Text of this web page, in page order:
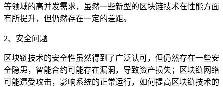
等领域的高并发需求，虽然一些新型的区块链技术在性能方面
有所提升，但仍然存在一定的差距。
2、安全问题
区块链技术的安全性虽然得到了广泛认可，但仍然存在一些安
全隐患，智能合约可能存在漏洞，导致资产损失；区块链网络
可能遭受攻击，影响系统的正常运行，如何提高区块链技术的